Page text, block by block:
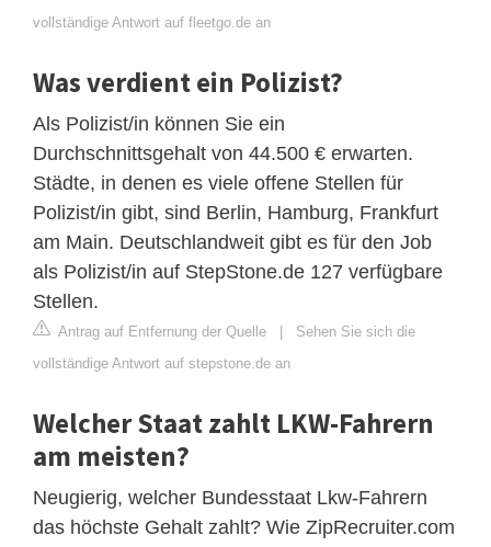
vollständige Antwort auf fleetgo.de an
Was verdient ein Polizist?
Als Polizist/in können Sie ein
Durchschnittsgehalt von 44.500 € erwarten.
Städte, in denen es viele offene Stellen für
Polizist/in gibt, sind Berlin, Hamburg, Frankfurt
am Main. Deutschlandweit gibt es für den Job
als Polizist/in auf StepStone.de 127 verfügbare
Stellen.
Antrag auf Entfernung der Quelle | Sehen Sie sich die
vollständige Antwort auf stepstone.de an
Welcher Staat zahlt LKW-Fahrern
am meisten?
Neugierig, welcher Bundesstaat Lkw-Fahrern
das höchste Gehalt zahlt? Wie ZipRecruiter.com